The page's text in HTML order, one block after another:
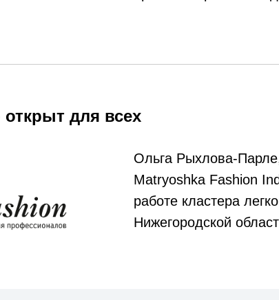
Ольга Рыхлова-
Matryoshka Fashion
работе кластера
Нижегородской
для всех